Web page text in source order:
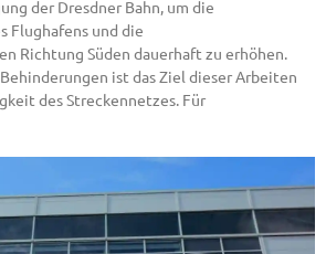
der Dresdner Bahn, um die
Flughafens und die
Richtung Süden dauerhaft zu erhöhen.
ist das Ziel dieser Arbeiten
des Streckennetzes. Für